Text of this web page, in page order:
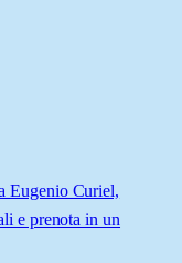
Eugenio Curiel,
e prenota in un